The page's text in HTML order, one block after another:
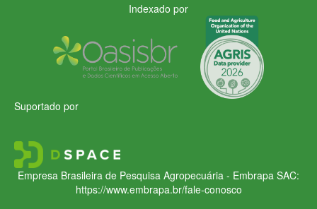
Indexado por
Suportado por
Empresa Brasileira de Pesquisa Agropecuária - Embrapa SAC:
https://www.embrapa.br/fale-conosco